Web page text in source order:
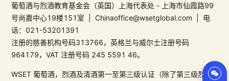
葡萄酒与烈酒教育基金会（英国）上海代表处 - 上海市仙霞路99
号尚嘉中心19楼151室 | Chinaoffice@wsetglobal.com | 电
话：021-53201391
注册的慈善机构号码313766，英格兰与威尔士注册号码
964179，VAT 注册号码 245 5591 46。
WSET 葡萄酒，烈酒及清酒第一至第三级认证（除了第三级烈酒